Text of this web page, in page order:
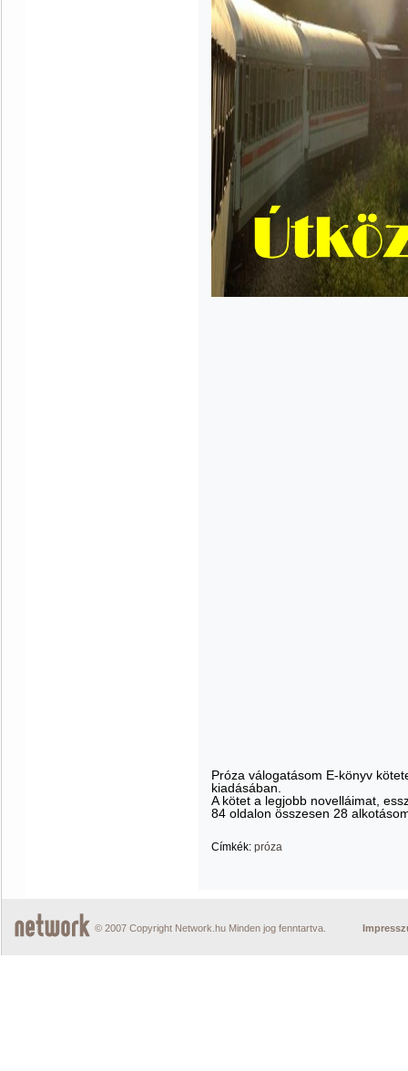
Próza válogatásom E-könyv
kiadásában.
A kötet a legjobb novelláimat,
84 oldalon összesen 28
Címkék: próza
© 2007 Copyright Network.hu Minden jog fenntartva.